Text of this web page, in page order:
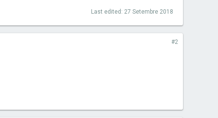
Last edited: 27 Setembre 2018
#2